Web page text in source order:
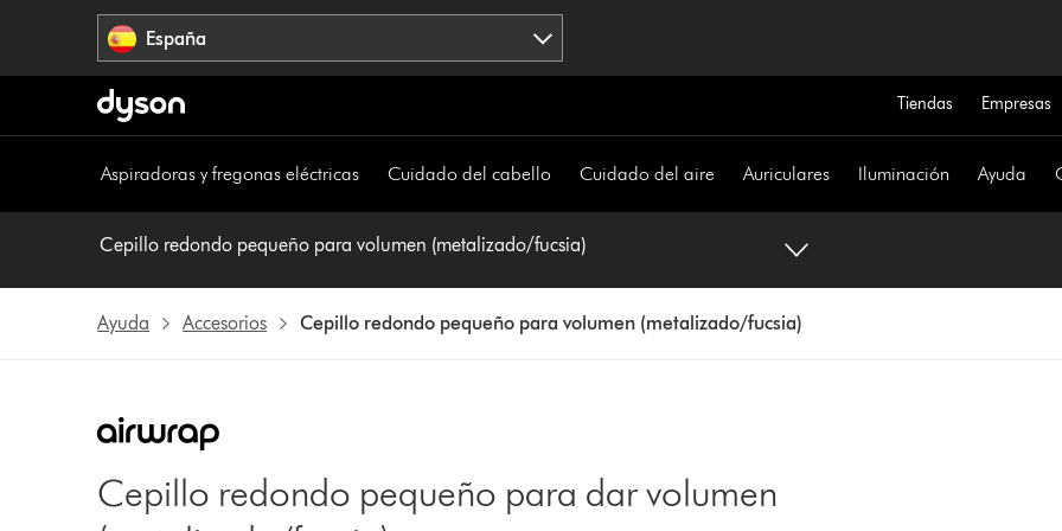
España
Tiendas Empresas
Aspiradoras y fregonas eléctricas Cuidado del cabello Cuidado del aire Auriculares Iluminación Ayuda
Cepillo redondo pequeño para volumen (metalizado/fucsia)
Ayuda Accesorios Cepillo redondo pequeño para volumen (metalizado/fucsia)
Cepillo redondo pequeño para dar volumen